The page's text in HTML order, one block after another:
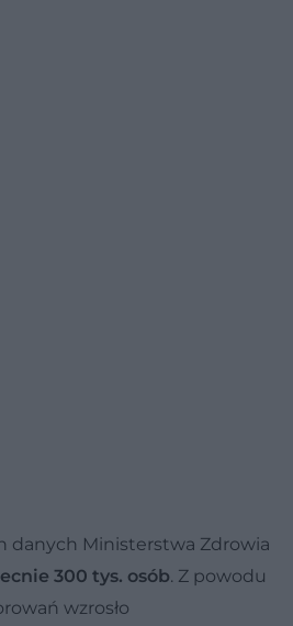
danych Ministerstwa Zdrowia
300 tys. osób. Z powodu
wzrosło